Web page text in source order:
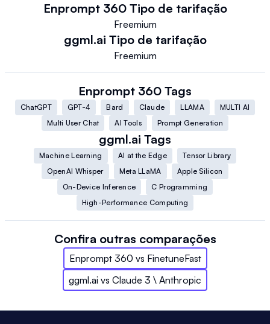
Enprompt 360 Tipo de tarifação
Freemium
ggml.ai Tipo de tarifação
Freemium
Enprompt 360 Tags
ChatGPT GPT-4 Bard Claude LLAMA
MULTI AI
Multi User Chat
AI Tools Prompt Generation
ggml.ai Tags
Machine Learning AI at the Edge
Tensor Library
OpenAI Whisper
Meta LLaMA
Apple Silicon
On-Device Inference
C Programming
High-Performance Computing
Confira outras comparações
Enprompt 360 vs FinetuneFast
ggml.ai vs Claude 3 \ Anthropic